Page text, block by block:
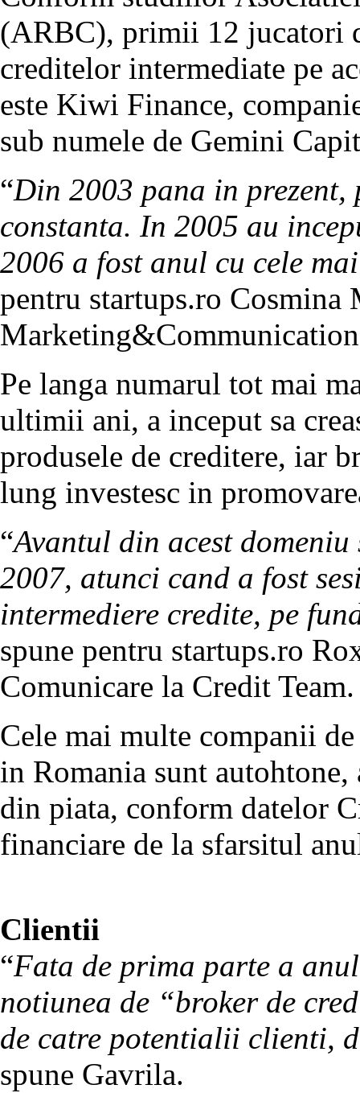
(ARBC), primii 12 jucatori
creditelor intermediate pe
este Kiwi Finance,
sub numele de Gemini
“Din 2003 pana in prezent,
constanta. In 2005 au
2006 a fost anul cu cele
pentru startups.ro Cosmina
Pe langa numarul tot mai
ultimii ani, a inceput sa
produsele de creditere, iar
lung investesc in
“Avantul din acest
2007, atunci cand a fost
intermediere credite, pe
spune pentru startups.ro
Comunicare la Credit Team.
Cele mai multe companii
in Romania sunt
din piata, conform datelor
financiare de la sfarsitul
Clientii
“Fata de prima parte a
notiunea de “broker de
de catre potentialii clienti,
spune Gavrila.